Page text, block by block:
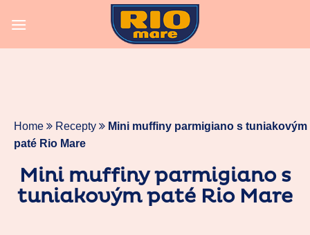
Home Recepty
Mini muffiny parmigiano s tuniakovým
paté Rio Mare
Mini muffiny parmigiano s
tuniakovým paté Rio Mare